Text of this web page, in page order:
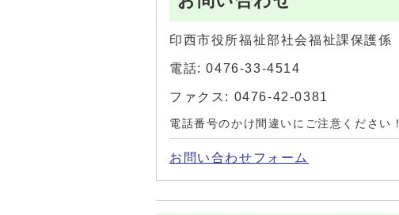
印西市役所福祉部社会福祉課保護係
電話: 0476-33-4514
ファクス: 0476-42-0381
電話番号のかけ間違いにご注意ください！
お問い合わせフォーム